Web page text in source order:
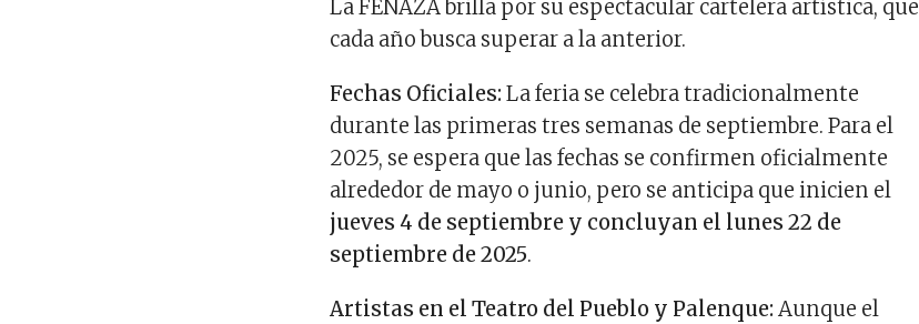
La FENAZA brilla por su espectacular cartelera artística, que
cada año busca superar a la anterior.
Fechas Oficiales: La feria se celebra tradicionalmente
durante las primeras tres semanas de septiembre. Para el
2025, se espera que las fechas se confirmen oficialmente
alrededor de mayo o junio, pero se anticipa que inicien el
jueves 4 de septiembre y concluyan el lunes 22 de
septiembre de 2025.
Artistas en el Teatro del Pueblo y Palenque: Aunque el